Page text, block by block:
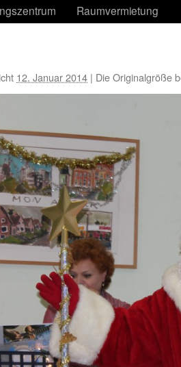
Raumvermietung
12. Januar 2014 | Die Originalgröße